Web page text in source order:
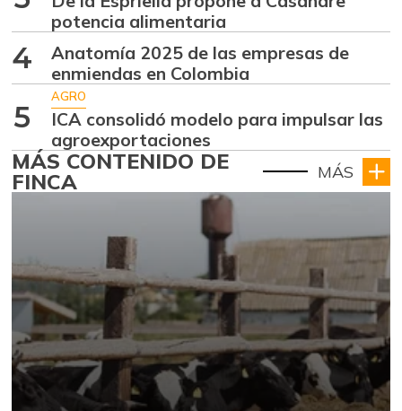
potencia alimentaria
4
Anatomía 2025 de las empresas de
enmiendas en Colombia
5
AGRO
ICA consolidó modelo para impulsar las
agroexportaciones
MÁS CONTENIDO DE
FINCA MÁS